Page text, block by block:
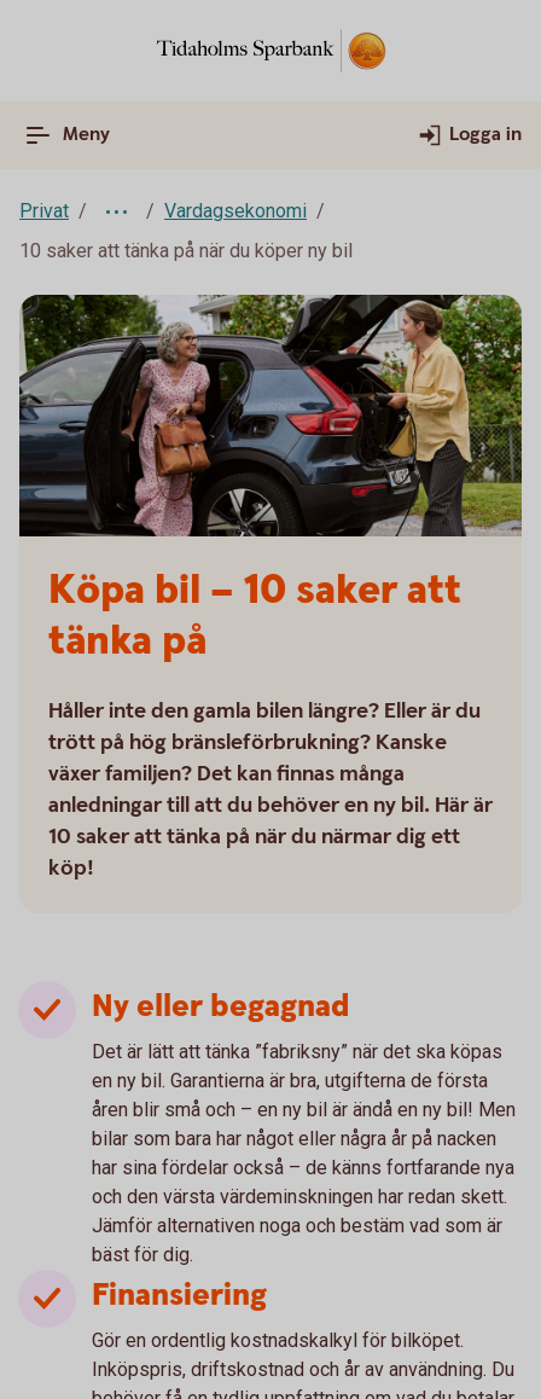
Meny Logga in
Privat
Vardagsekonomi
10 saker att tänka på när du köper ny bil
Köpa bil – 10 saker att
tänka på
Håller inte den gamla bilen längre? Eller är du
trött på hög bränsleförbrukning? Kanske
växer familjen? Det kan finnas många
anledningar till att du behöver en ny bil. Här är
10 saker att tänka på när du närmar dig ett
köp!
Ny eller begagnad
Det är lätt att tänka ”fabriksny” när det ska köpas
en ny bil. Garantierna är bra, utgifterna de första
åren blir små och – en ny bil är ändå en ny bil! Men
bilar som bara har något eller några år på nacken
har sina fördelar också – de känns fortfarande nya
och den värsta värdeminskningen har redan skett.
Jämför alternativen noga och bestäm vad som är
bäst för dig.
Finansiering
Gör en ordentlig kostnadskalkyl för bilköpet.
Inköpspris, driftskostnad och år av användning. Du